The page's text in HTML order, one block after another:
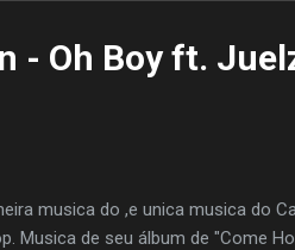
- Oh Boy ft.
musica do ,e unica musica do
Musica de seu álbum de "Come